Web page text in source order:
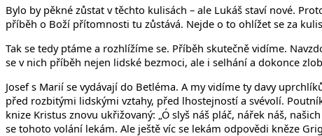
Bylo by pěkné zůstat v těchto kulisách – ale Lukáš staví nové.
příběh o Boží přítomnosti tu zůstává. Nejde o to ohlížet se za
Tak se tedy ptáme a rozhlížíme se. Příběh skutečně vidíme.
se v nich příběh nejen lidské bezmoci, ale i selhání a dokonce
Josef s Marií se vydávají do Betléma. A my vidíme ty davy
před rozbitými lidskými vztahy, před lhostejností a svévolí.
knize Kristus znovu ukřižovaný: „Ó slyš náš pláč, nářek náš,
se tohoto volání lekám. Ale ještě víc se lekám odpovědi kněze